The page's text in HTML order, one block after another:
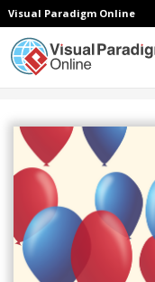
Visual Paradigm Online